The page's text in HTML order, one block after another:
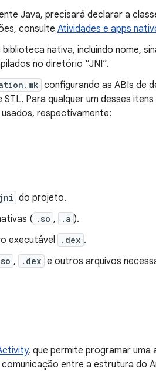
Java, precisará declarar a
consulte Atividades e apps
nativa, incluindo nome,
no diretório “JNI”.
configurando as ABIs de
Para qualquer um desses
respectivamente:
jni do projeto.
( .so , .a ).
executável
.dex .
, .dex e outros arquivos
, que permite programar uma
entre a estrutura do